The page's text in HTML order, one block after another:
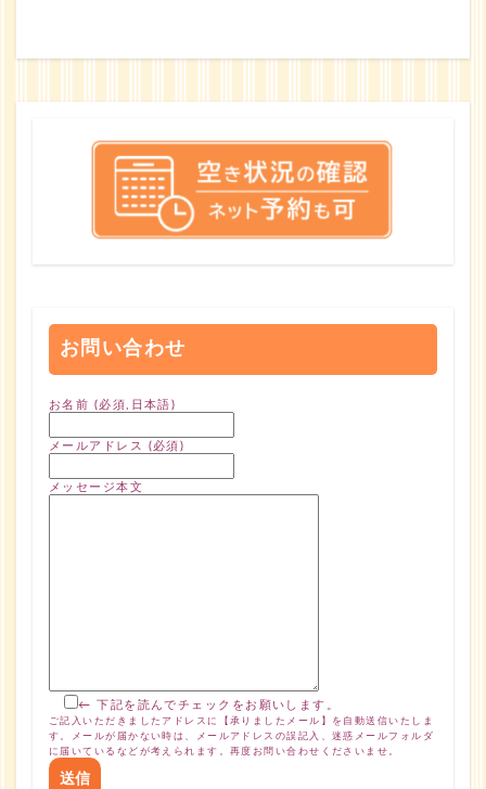
お問い合わせ
お名前 (必須,日本語)
メールアドレス (必須)
メッセージ本文
← 下記を読んでチェックをお願いします。
ご記入いただきましたアドレスに【承りましたメール】を自動送信いたしま
す。メールが届かない時は、メールアドレスの誤記入、迷惑メールフォルダ
に届いているなどが考えられます。再度お問い合わせくださいませ。